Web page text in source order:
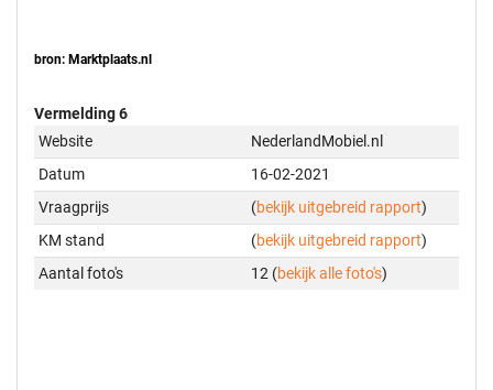
bron: Marktplaats.nl
Vermelding 6
Website
NederlandMobiel.nl
Datum
16-02-2021
Vraagprijs
(bekijk uitgebreid rapport)
KM stand
(bekijk uitgebreid rapport)
Aantal foto's
12 (bekijk alle foto's)